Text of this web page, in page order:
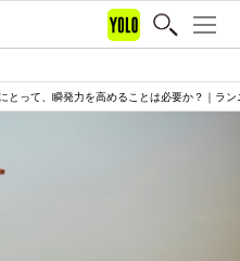
とって、瞬発力を高めることは必要か？｜ラ